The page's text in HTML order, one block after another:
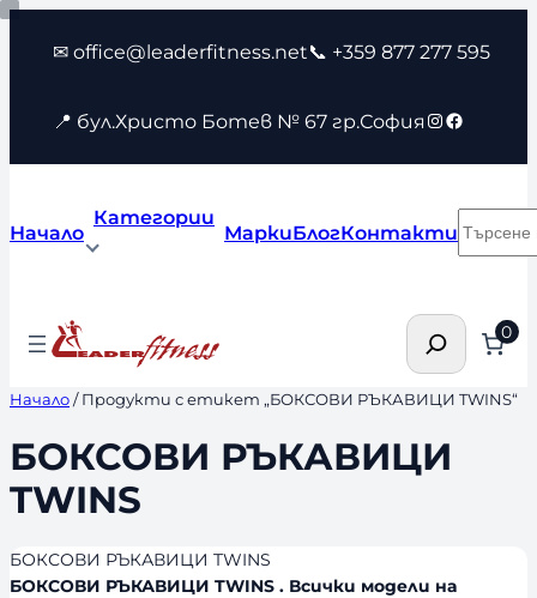
Към
съдържанието
✉ office@leaderfitness.net📞 +359 877 277 595
📍 бул.Христо Ботев № 67 гр.София Instagram
Facebook
Начало
Категории
МаркиБлогКонтакти
Търсене 0
Начало/ Продукти с етикет „БОКСОВИ РЪКАВИЦИ TWINS“
БОКСОВИ РЪКАВИЦИ
TWINS
БОКСОВИ РЪКАВИЦИ TWINS
БОКСОВИ РЪКАВИЦИ TWINS . Всички модели на